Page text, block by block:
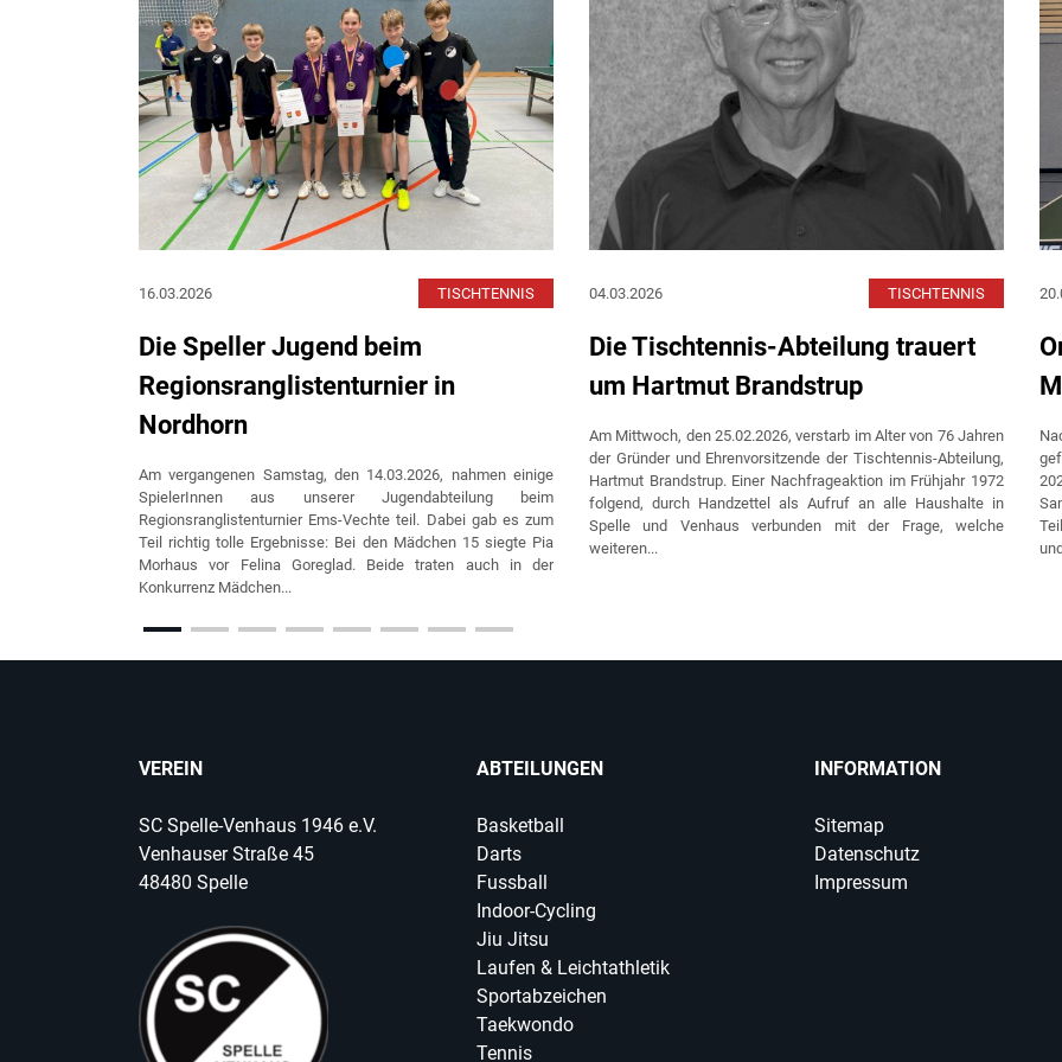
16.03.2026 TISCHTENNIS
Die Speller Jugend beim
Regionsranglistenturnier in
Nordhorn
Am vergangenen Samstag, den 14.03.2026, nahmen einige
SpielerInnen aus unserer Jugendabteilung beim
Regionsranglistenturnier Ems-Vechte teil. Dabei gab es zum
Teil richtig tolle Ergebnisse: Bei den Mädchen 15 siegte Pia
Morhaus vor Felina Goreglad. Beide traten auch in der
Konkurrenz Mädchen...
04.03.2026 TISCHTENNIS
Die Tischtennis-Abteilung trauert
um Hartmut Brandstrup
Am Mittwoch, den 25.02.2026, verstarb im Alter von 76 Jahren
der Gründer und Ehrenvorsitzende der Tischtennis-Abteilung,
Hartmut Brandstrup. Einer Nachfrageaktion im Frühjahr 1972
folgend, durch Handzettel als Aufruf an alle Haushalte in
Spelle und Venhaus verbunden mit der Frage, welche
weiteren...
VEREIN
SC Spelle-Venhaus 1946 e.V.
Venhauser Straße 45
48480 Spelle
ABTEILUNGEN
Basketball
Darts
Fussball
Indoor-Cycling
Jiu Jitsu
Laufen & Leichtathletik
Sportabzeichen
Taekwondo
Tennis
INFORMATION
Sitemap
Datenschutz
Impressum